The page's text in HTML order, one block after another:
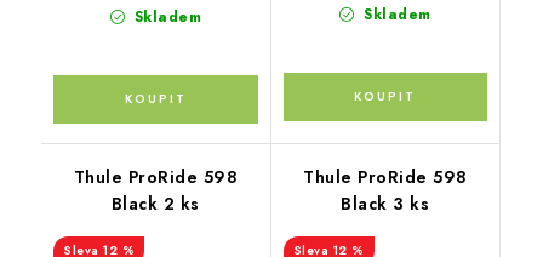
Skladem Skladem
Thule ProRide 598
Black 2 ks
12 %
Thule ProRide 598
Black 3 ks
12 %